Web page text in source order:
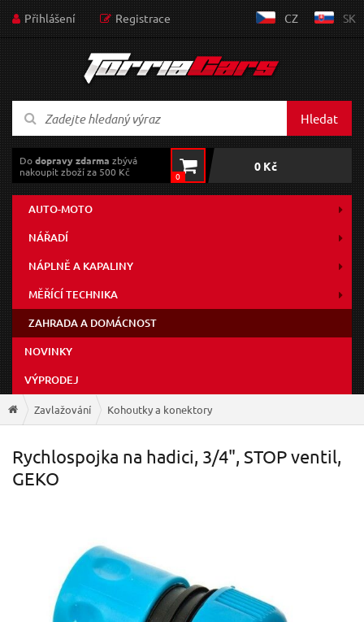
Přihlášení Registrace CZ SK
Hledat
Dodopravy zdarma zbývá
nakoupit zboží za 500 Kč
0
0 Kč
AUTO-MOTO
NÁŘADÍ
NÁPLNĚ A KAPALINY
MĚŘÍCÍ TECHNIKA
ZAHRADA A DOMÁCNOST
NOVINKY
VÝPRODEJ
Zavlažování Kohoutky a konektory
Rychlospojka na hadici, 3/4", STOP ventil,
GEKO